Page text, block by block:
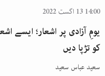
14:00 13 اگست 2022
یومِ آزادی پر اشعار؛ ایسے
کو تڑپا دیں
سعید عباس سعید